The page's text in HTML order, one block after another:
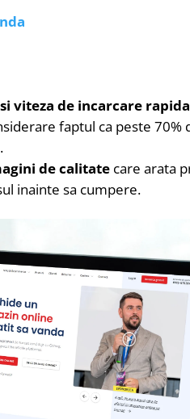
viteza de incarcare rapida
faptul ca peste
de calitate care arata
inainte sa cumpere.